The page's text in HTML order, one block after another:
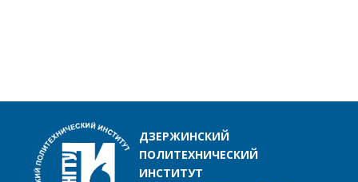
ДЗЕРЖИНСКИЙ
ПОЛИТЕХНИЧЕСКИЙ
ИНСТИТУТ